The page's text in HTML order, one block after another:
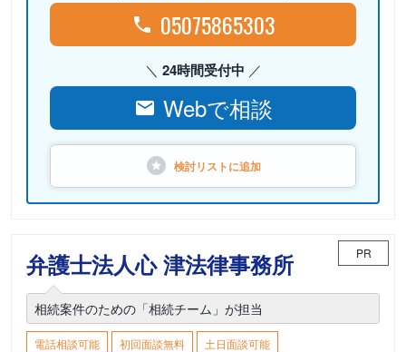
05075865303
24時間受付中
Webで相談
検討リストに追加
弁護士法人心 津法律事務所 PR
相続案件のための「相続チーム」が担当
電話相談可能 初回面談無料
土日面談可能